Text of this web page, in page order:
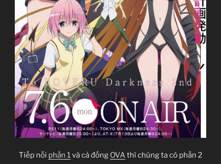
Tiếp nối phần 1 và cả đống OVA thì chúng ta có phần 2